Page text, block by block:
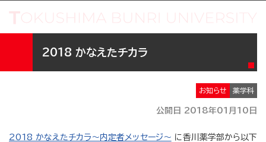
2018 かなえたチカラ
お知らせ 薬学科
公開日 2018年01月10日
2018 かなえたチカラ〜内定者メッセージ〜 に香川薬学部から以下